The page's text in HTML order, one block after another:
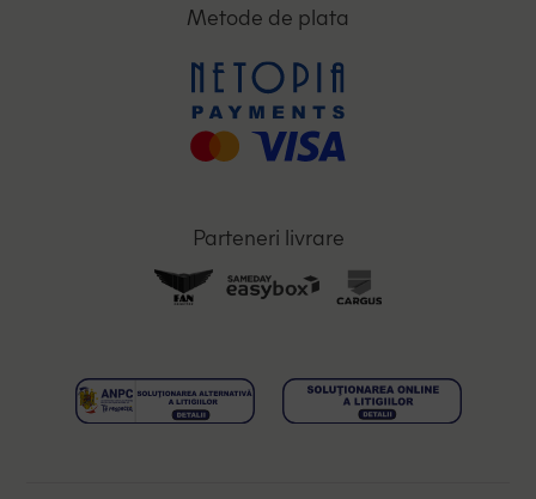
Metode de plata
Parteneri livrare